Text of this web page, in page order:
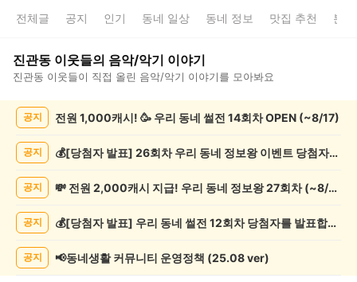
전체글 공지 인기 동네 일상 동네 정보 맛집 추천 분
진관동 이웃들의 음악/악기 이야기
진관동 이웃들이 직접 올린 음악/악기 이야기를 모아봐요
록
공지 전원 1,000캐시! 🥳 우리 동네 썰전 14회차 OPEN (~8/17)
공지 💰[당첨자 발표] 26회차 우리 동네 정보왕 이벤트 당첨자를 발표합니다!
공지 💸 전원 2,000캐시 지급! 우리 동네 정보왕 27회차 (~8/10)
공지 💰[당첨자 발표] 우리 동네 썰전 12회차 당첨자를 발표합니다!
공지 📢동네생활 커뮤니티 운영정책 (25.08 ver)